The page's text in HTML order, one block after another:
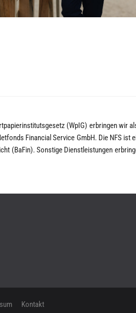
(WpIG) erbringen wir
Financial Service GmbH. Die NFS ist
(BaFin). Sonstige Dienstleistungen
Kontakt